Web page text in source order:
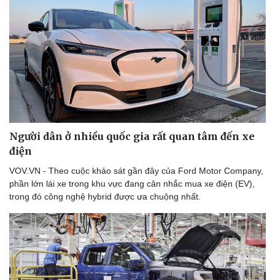
Người dân ở nhiều quốc gia rất quan tâm đến xe
điện
VOV.VN - Theo cuộc khảo sát gần đây của Ford Motor Company,
phần lớn lái xe trong khu vực đang cân nhắc mua xe điện (EV),
trong đó công nghệ hybrid được ưa chuộng nhất.